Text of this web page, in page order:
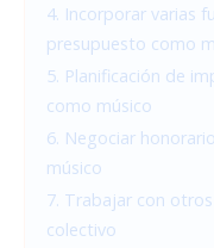
4. Incorporar varias
presupuesto como
5. Planificación de
como músico
6. Negociar
músico
7. Trabajar con
colectivo